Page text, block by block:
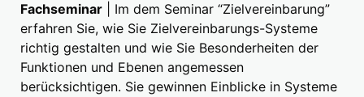
Fachseminar | Im dem Seminar “Zielvereinbarung”
erfahren Sie, wie Sie Zielvereinbarungs-Systeme
richtig gestalten und wie Sie Besonderheiten der
Funktionen und Ebenen angemessen
berücksichtigen. Sie gewinnen Einblicke in Systeme